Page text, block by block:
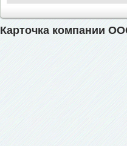
Карточка компании